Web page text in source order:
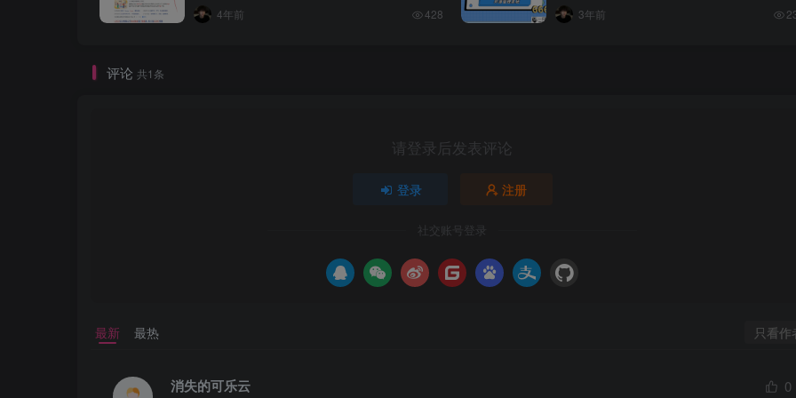
4年前 428 3年前
评论 共1条
请登录后发表评论
登录 注册
社交账号登录
最新 最热 只看作
消失的可乐云 0